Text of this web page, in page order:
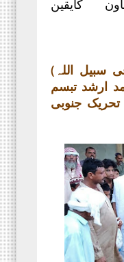
کایقین
سبیل اللہ)
ارشد تبسم
جنوبی